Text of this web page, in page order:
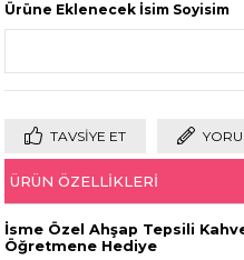
Ürüne Eklenecek İsim Soyisim
TAVSIYE ET
ÜRÜN ÖZELLIKLERI
İsme Özel Ahşap Tepsili
Öğretmene Hediye